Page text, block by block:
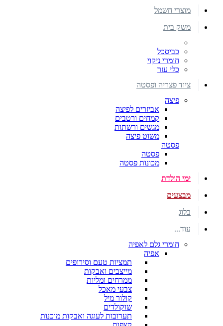
מוצרי חשמל
משק בית
כביסכל
חומרי ניקוי
כלי עזר
ציוד פצריה ופסטה
פיצה
אביזרים לפיצה
קמחים ורטבים
מגשים ורשתות
משוט פיצה
פסטה
פסטה
מכונות פסטה
ימי הולדת
מבצעים
בלוג
עוד...
חומרי גלם לאפיה
אפיה
תמציות טעם וסירופים
מייצבים ואבקות
ממרחים ומליות
צבעי מאכל
קולור מיל
שוקולדים
תערובות לעוגה ואבקות מוכנות